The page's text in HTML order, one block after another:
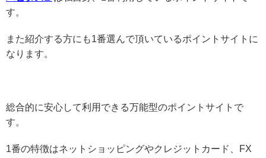
す。
また紹介する方にも1番選んで頂いているポイントサイトに
なります。
総合的に安心して利用できる万能型のポイントサイトで
す。
1番の特徴はネットショッピングやクレジットカード、FX